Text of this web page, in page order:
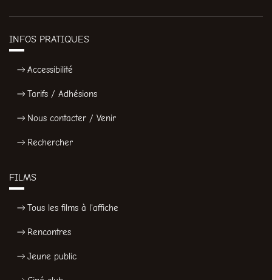
INFOS PRATIQUES
Accessibilité
Tarifs / Adhésions
Nous contacter / Venir
Rechercher
FILMS
Tous les films à l'affiche
Rencontres
Jeune public